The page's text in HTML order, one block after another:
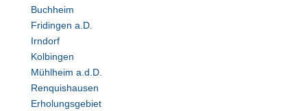
Buchheim
Fridingen a.D.
Irndorf
Kolbingen
Mühlheim a.d.D.
Renquishausen
Erholungsgebiet